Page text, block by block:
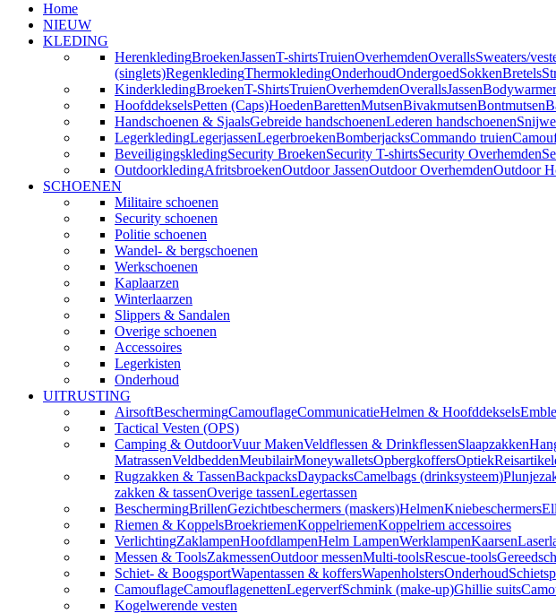
Home
NIEUW
KLEDING
HerenkledingBroekenJassenT-shirtsTruienOverhemdenOverallsSweaters/
(singlets)RegenkledingThermokledingOnderhoudOndergoedSokkenBretels
KinderkledingBroekenT-ShirtsTruienOverhemdenOverallsJassen
HoofddekselsPetten (Caps)HoedenBarettenMutsenBivakmutsenBontmutsen
Handschoenen & SjaalsGebreide handschoenenLederen handschoenen
LegerkledingLegerjassenLegerbroekenBomberjacksCommando truien
BeveiligingskledingSecurity BroekenSecurity T-shirtsSecurity Overhemden
OutdoorkledingAfritsbroekenOutdoor JassenOutdoor OverhemdenOutdoor
SCHOENEN
Militaire schoenen
Security schoenen
Politie schoenen
Wandel- & bergschoenen
Werkschoenen
Kaplaarzen
Winterlaarzen
Slippers & Sandalen
Overige schoenen
Accessoires
Legerkisten
Onderhoud
UITRUSTING
AirsoftBeschermingCamouflageCommunicatieHelmen & Hoofddeksels
Tactical Vesten (OPS)
Camping & OutdoorVuur MakenVeldflessen & DrinkflessenSlaapzakken
MatrassenVeldbeddenMeubilairMoneywalletsOpbergkoffersOptiek
Rugzakken & TassenBackpacksDaypacksCamelbags (drinksysteem)
zakken & tassenOverige tassenLegertassen
BeschermingBrillenGezichtbeschermers (maskers)HelmenKniebeschermers
Riemen & KoppelsBroekriemenKoppelriemenKoppelriem accessoires
VerlichtingZaklampenHoofdlampenHelm LampenWerklampenKaarsen
Messen & ToolsZakmessenOutdoor messenMulti-toolsRescue-tools
Schiet- & BoogsportWapentassen & koffersWapenholstersOnderhoud
CamouflageCamouflagenettenLegerverfSchmink (make-up)Ghillie suits
Kogelwerende vesten